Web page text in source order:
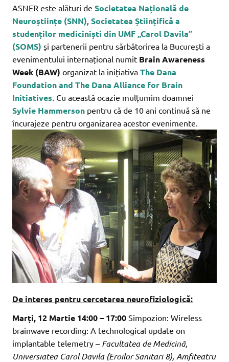
ASNER este alături de Societatea Națională de
Neuroștiințe (SNN) Societatea Științifică a
studenților mediciniști din UMF „Carol Davila”
(SOMS) și partenerii pentru sărbătorirea la București a
evenimentului internațional numit Brain Awareness
Week (BAW) organizat la inițiativa The Dana
Foundation and The Dana Alliance for Brain
Initiatives . Cu această ocazie mulțumim doamnei
Sylvie Hammerson pentru că de 10 ani continuă să ne
încurajeze pentru organizarea acestor evenimente.
De interes pentru cercetarea neurofiziologică:
Marți, 12 Martie 14:00 – 17:00 Simpozion: Wireless
brainwave recording: A technological update on
implantable telemetry – Facultatea de Medicină,
Universiatea Carol Davila (Eroilor Sanitari 8), Amfiteatru